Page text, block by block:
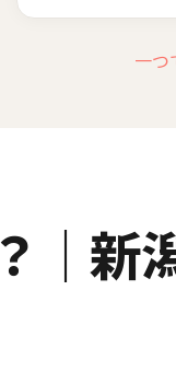
一つ
｜新